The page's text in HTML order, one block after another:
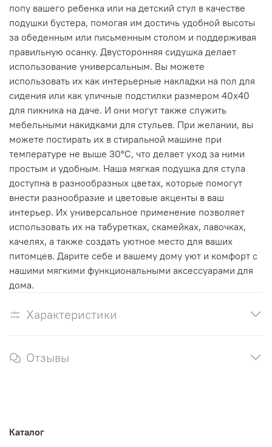
попу вашего ребенка или на детский стул в качестве
подушки бустера, помогая им достичь удобной высоты
за обеденным или письменным столом и поддерживая
правильную осанку. Двусторонняя сидушка делает
использование универсальным. Вы можете
использовать их как интерьерные накладки на пол для
сидения или как уличные подстилки размером 40x40
для пикника на даче. И они могут также служить
мебельными накидками для стульев. При желании, вы
можете постирать их в стиральной машине при
температуре не выше 30°C, что делает уход за ними
простым и удобным. Наша мягкая подушка для стула
доступна в разнообразных цветах, которые помогут
внести разнообразие и цветовые акценты в ваш
интерьер. Их универсальное применение позволяет
использовать их на табуретках, скамейках, лавочках,
качелях, а также создать уютное место для ваших
питомцев. Дарите себе и вашему дому уют и комфорт с
нашими мягкими функциональными аксессуарами для
дома.
Характеристики
Отзывы
Каталог